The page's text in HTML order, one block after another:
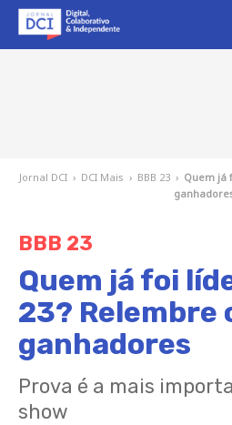
Jornal DCI › DCI Mais › BBB 23 › Quem já
BBB 23
Quem já foi
23? Relembre
ganhadores
Prova é a mais
show